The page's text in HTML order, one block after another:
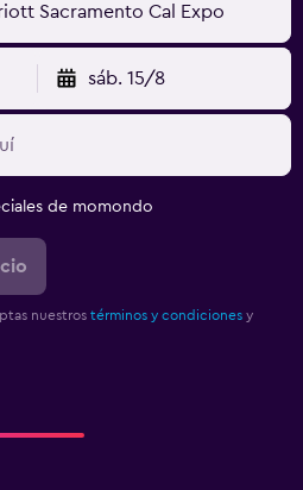
Sacramento Cal Expo
sáb. 15/8
de momondo
nuestros términos y condiciones y